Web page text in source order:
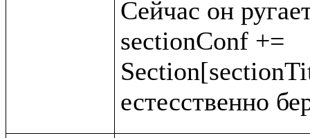
Сейчас он
sectionConf +=